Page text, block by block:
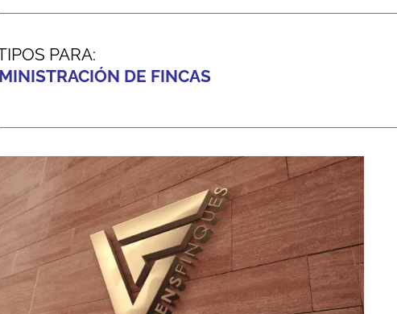
PARA:
DE FINCAS